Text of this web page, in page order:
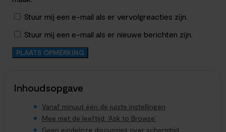
Stuur mij een e-mail als er vervolgreacties zijn.
Stuur mij een e-mail als er nieuwe berichten zijn.
Inhoudsopgave
Vanaf minuut één de juiste instellingen
Mee met de leeftijd: ‘Ask to Browse’
Geen eindeloze discussies over schermtijd